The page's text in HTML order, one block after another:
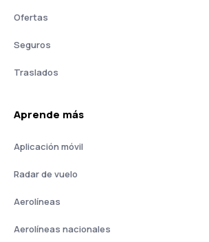
Ofertas
Seguros
Traslados
Aprende más
Aplicación móvil
Radar de vuelo
Aerolíneas
Aerolíneas nacionales